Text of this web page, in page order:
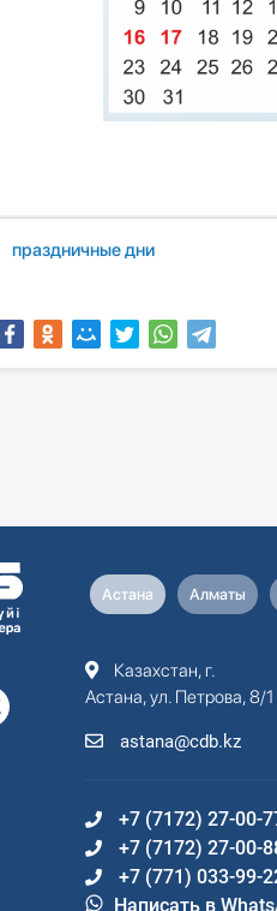
праздничные дни
Астана Алматы
Казахстан, г.
Астана, ул. Петрова, 8/1
astana@cdb.kz
+7 (7172) 27-00-
+7 (7172) 27-00-
+7 (771) 033-99-
Написать в